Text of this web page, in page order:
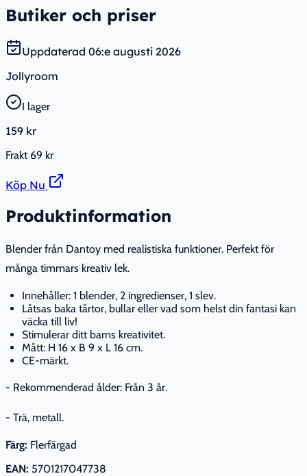
Butiker och priser
Uppdaterad 06:e augusti 2026
Jollyroom
I lager
159 kr
Frakt 69 kr
Köp Nu
Produktinformation
Blender från Dantoy med realistiska funktioner. Perfekt för
många timmars kreativ lek.
Innehåller: 1 blender, 2 ingredienser, 1 slev.
Låtsas baka tårtor, bullar eller vad som helst din fantasi kan
väcka till liv!
Stimulerar ditt barns kreativitet.
Mått: H 16 x B 9 x L 16 cm.
CE-märkt.
- Rekommenderad ålder: Från 3 år.
- Trä, metall.
Färg: Flerfärgad
EAN: 5701217047738